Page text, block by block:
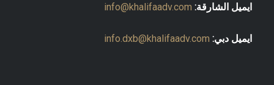
ايميل الشارقة: info@khalifaadv.com
ايميل دبي: info.dxb@khalifaadv.com